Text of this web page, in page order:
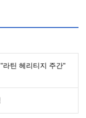
라틴 헤리티지 주간"